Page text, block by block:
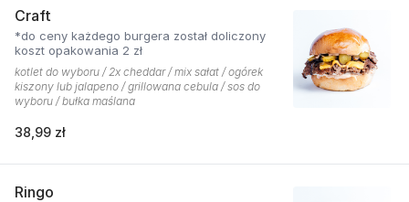
Craft
*do ceny każdego burgera został doliczony
koszt opakowania 2 zł
kotlet do wyboru / 2x cheddar / mix sałat / ogórek
kiszony lub jalapeno / grillowana cebula / sos do
wyboru / bułka maślana
38,99 zł
Ringo